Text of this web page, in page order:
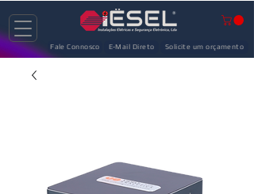
Fale Connosco E-Mail Direto Solicite um orçamento